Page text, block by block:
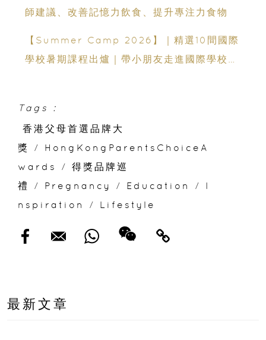
師建議、改善記憶力飲食、提升專注力食物
【Summer Camp 2026】｜精選10間國際
學校暑期課程出爐｜帶小朋友走進國際學校上
Tags :
香港父母首選品牌大
獎
/
HongKongParentsChoiceA
wards
/
得獎品牌巡
禮
/ Pregnancy / Education /
I
nspiration
/ Lifestyle
最新文章